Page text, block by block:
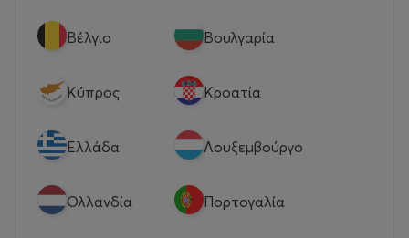
Βέλγιο Βουλγαρία
Κύπρος Κροατία
Eλλάδα Λουξεμβούργο
Ολλανδία Πορτογαλία